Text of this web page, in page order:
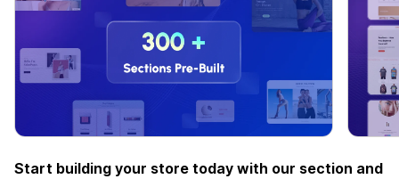
Start building your store today with our section and